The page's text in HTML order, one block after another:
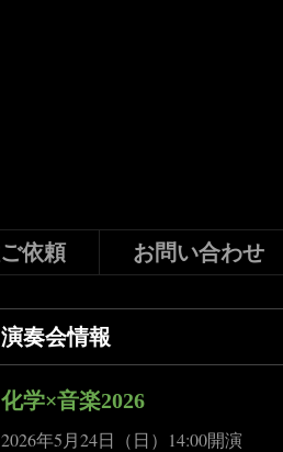
依頼 お問い合わせ
演奏会情報
化学×音楽2026
2026年5月24日（日）14:00開演